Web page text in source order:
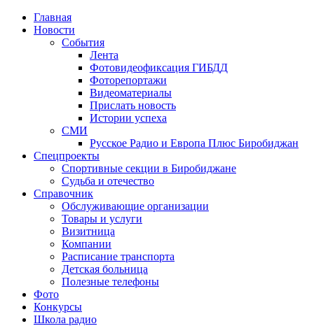
Главная
Новости
События
Лента
Фотовидеофиксация ГИБДД
Фоторепортажи
Видеоматериалы
Прислать новость
Истории успеха
СМИ
Русское Радио и Европа Плюс Биробиджан
Спецпроекты
Спортивные секции в Биробиджане
Судьба и отечество
Справочник
Обслуживающие организации
Товары и услуги
Визитница
Компании
Расписание транспорта
Детская больница
Полезные телефоны
Фото
Конкурсы
Школа радио